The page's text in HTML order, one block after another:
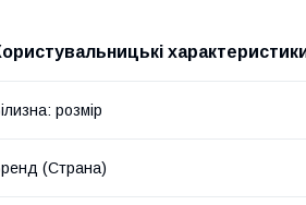
розмір
(Страна)